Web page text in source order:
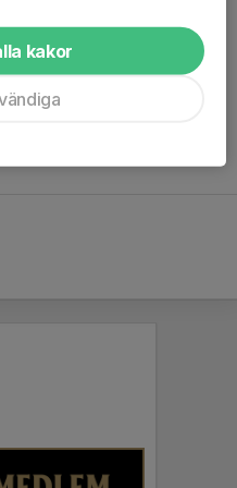
för 6-åringar varje
få fler flickor att börja spela i
att ha både dam- och
kakor